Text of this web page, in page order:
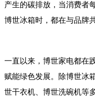
产生的碳排放，当消费者
博世冰箱时，都在与品牌
一直以来，博世家电都在
赋能绿色发展。除博世冰
世干衣机、博世洗碗机等